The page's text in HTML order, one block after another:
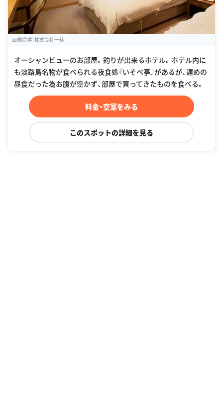
画像提供：株式会社一休
オーシャンビューのお部屋。釣りが出来るホテル。ホテル内に
も淡路島名物が食べられる夜食処『いそべ亭』があるが、遅めの
昼食だった為お腹が空かず、部屋で買ってきたものを食べる。
料金・空室をみる
このスポットの詳細を見る